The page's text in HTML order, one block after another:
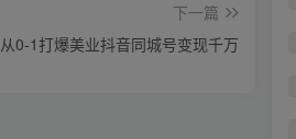
下一篇
从0-1打爆美业抖音同城号变现千万